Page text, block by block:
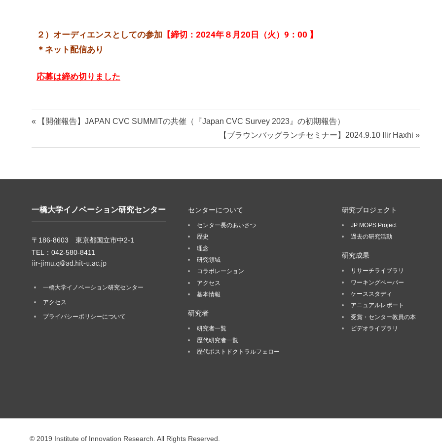
２）オーディエンスとしての参加 【締切 ： 2024年８月20日（火 ）9 ： 00 】
＊ネット配信あり
応募は締め切りました
【開催報告】JAPAN CVC SUMMITの共催（『Japan CVC Survey 2023』の初期報告）
【ブラウンバッグランチセミナー】2024.9.10 Ilir Haxhi
一橋大学イノベーション研究センター
〒186-8603 東京都国立市中2-1
TEL：042-580-8411
一橋大学イノベーション研究センター
アクセス
プライバシーポリシーについて
センターについて
センター長のあいさつ
歴史
理念
研究領域
コラボレーション
アクセス
基本情報
研究者
研究者一覧
歴代研究者一覧
歴代ポストドクトラルフェロー
研究プロジェクト
JP MOPS Project
過去の研究活動
研究成果
リサーチライブラリ
ワーキングペーパー
ケーススタディ
アニュアルレポート
受賞・センター教員の本
ビデオライブラリ
© 2019 Institute of Innovation Research. All Rights Reserved.